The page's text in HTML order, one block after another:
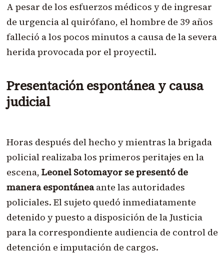
A pesar de los esfuerzos médicos y de ingresar
de urgencia al quirófano, el hombre de 39 años
falleció a los pocos minutos a causa de la severa
herida provocada por el proyectil.
Presentación espontánea y causa
judicial
Horas después del hecho y mientras la brigada
policial realizaba los primeros peritajes en la
escena, Leonel Sotomayor se presentó de
manera espontáneaante las autoridades
policiales. El sujeto quedó inmediatamente
detenido y puesto a disposición de la Justicia
para la correspondiente audiencia de control de
detención e imputación de cargos.